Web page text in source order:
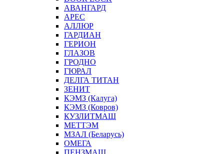
АВАНГАРД
АРЕС
АЛЛЮР
ГАРДИАН
ГЕРИОН
ГЛАЗОВ
ГРОДНО
ГЮРАЛ
ДЕЛГА ТИТАН
ЗЕНИТ
КЭМЗ (Калуга)
КЭМЗ (Ковров)
КУЗЛИТМАШ
МЕТТЭМ
МЗАЛ (Беларусь)
ОМЕГА
ПЕНЗМАШ